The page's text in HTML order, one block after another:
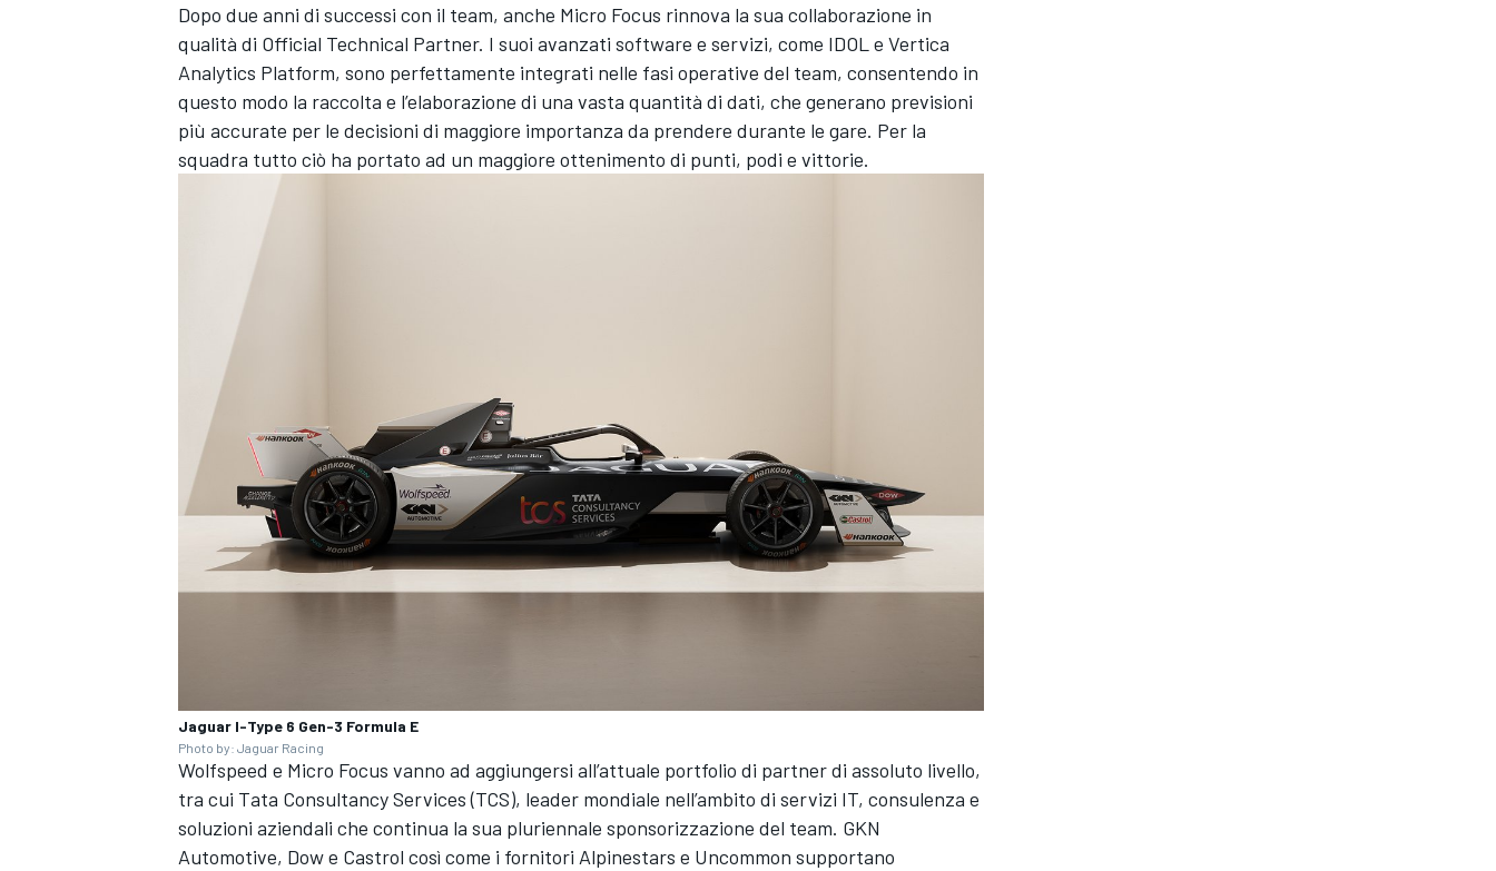
MONOMARCA
RALLY
Dopo due anni di successi con il team, anche Micro Focus rinnova la sua collaborazione in
qualità di Official Technical Partner. I suoi avanzati software e servizi, come IDOL e Vertica
Analytics Platform, sono perfettamente integrati nelle fasi operative del team, consentendo in
questo modo la raccolta e l’elaborazione di una vasta quantità di dati, che generano previsioni
più accurate per le decisioni di maggiore importanza da prendere durante le gare. Per la
squadra tutto ciò ha portato ad un maggiore ottenimento di punti, podi e vittorie.
Jaguar I-Type 6 Gen-3 Formula E
Photo by: Jaguar Racing
Wolfspeed e Micro Focus vanno ad aggiungersi all’attuale portfolio di partner di assoluto livello,
tra cui Tata Consultancy Services (TCS), leader mondiale nell’ambito di servizi IT, consulenza e
soluzioni aziendali che continua la sua pluriennale sponsorizzazione del team. GKN
Automotive, Dow e Castrol così come i fornitori Alpinestars e Uncommon supportano